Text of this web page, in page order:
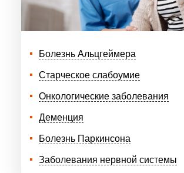
Болезнь Альцгеймера
Старческое слабоумие
Онкологические заболевания
Деменция
Болезнь Паркинсона
Заболевания нервной системы